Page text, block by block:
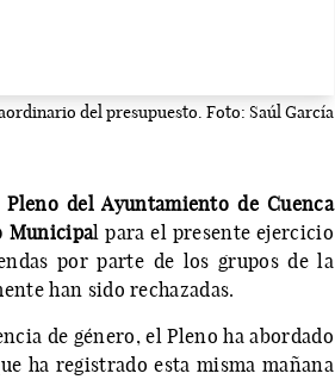
del presupuesto. Foto: Saúl García
Pleno del Ayuntamiento de Cuenca
Municipal para el presente ejercicio
por parte de los grupos de la
han sido rechazadas.
de género, el Pleno ha abordado
ha registrado esta misma mañana